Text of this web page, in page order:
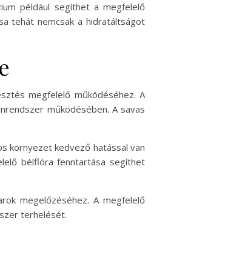
például segíthet a megfelelő
tehát nemcsak a hidratáltságot
megfelelő működéséhez. A
működésében. A savas
környezet kedvező hatással van
bélflóra fenntartása segíthet
megelőzéséhez. A megfelelő
terhelését.